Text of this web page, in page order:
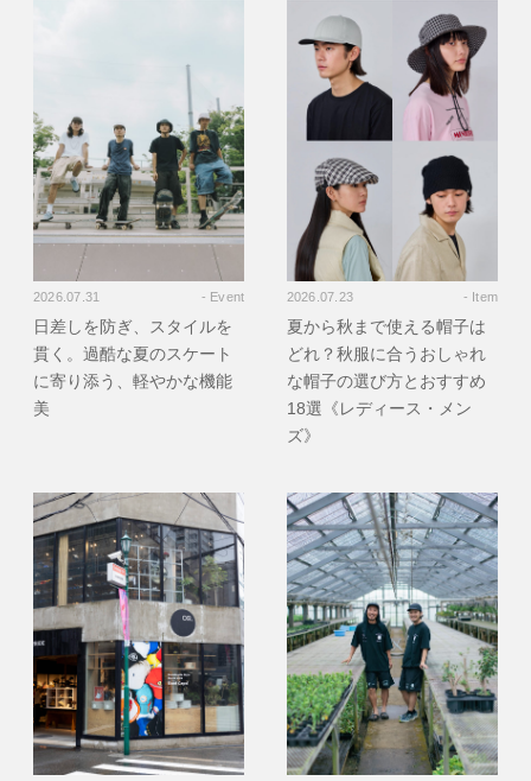
2026.07.31 - Event
日差しを防ぎ、スタイルを
貫く。過酷な夏のスケート
に寄り添う、軽やかな機能
美
2026.07.23 - Item
夏から秋まで使える帽子は
どれ？秋服に合うおしゃれ
な帽子の選び方とおすすめ
18選《レディース・メン
ズ》